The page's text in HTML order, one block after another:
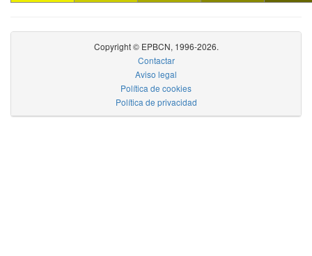
Copyright © EPBCN, 1996-2026.
Contactar
Aviso legal
Política de cookies
Política de privacidad